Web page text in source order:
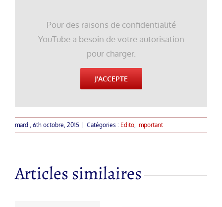
Pour des raisons de confidentialité
YouTube a besoin de votre autorisation
pour charger.
J'ACCEPTE
mardi, 6th octobre, 2015 Catégories : Edito, important
Articles similaires